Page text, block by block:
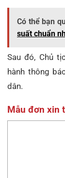
Có thể bạn
suất chuẩn
Sau đó, Chủ
hành thông
dân.
Mẫu đơn xin